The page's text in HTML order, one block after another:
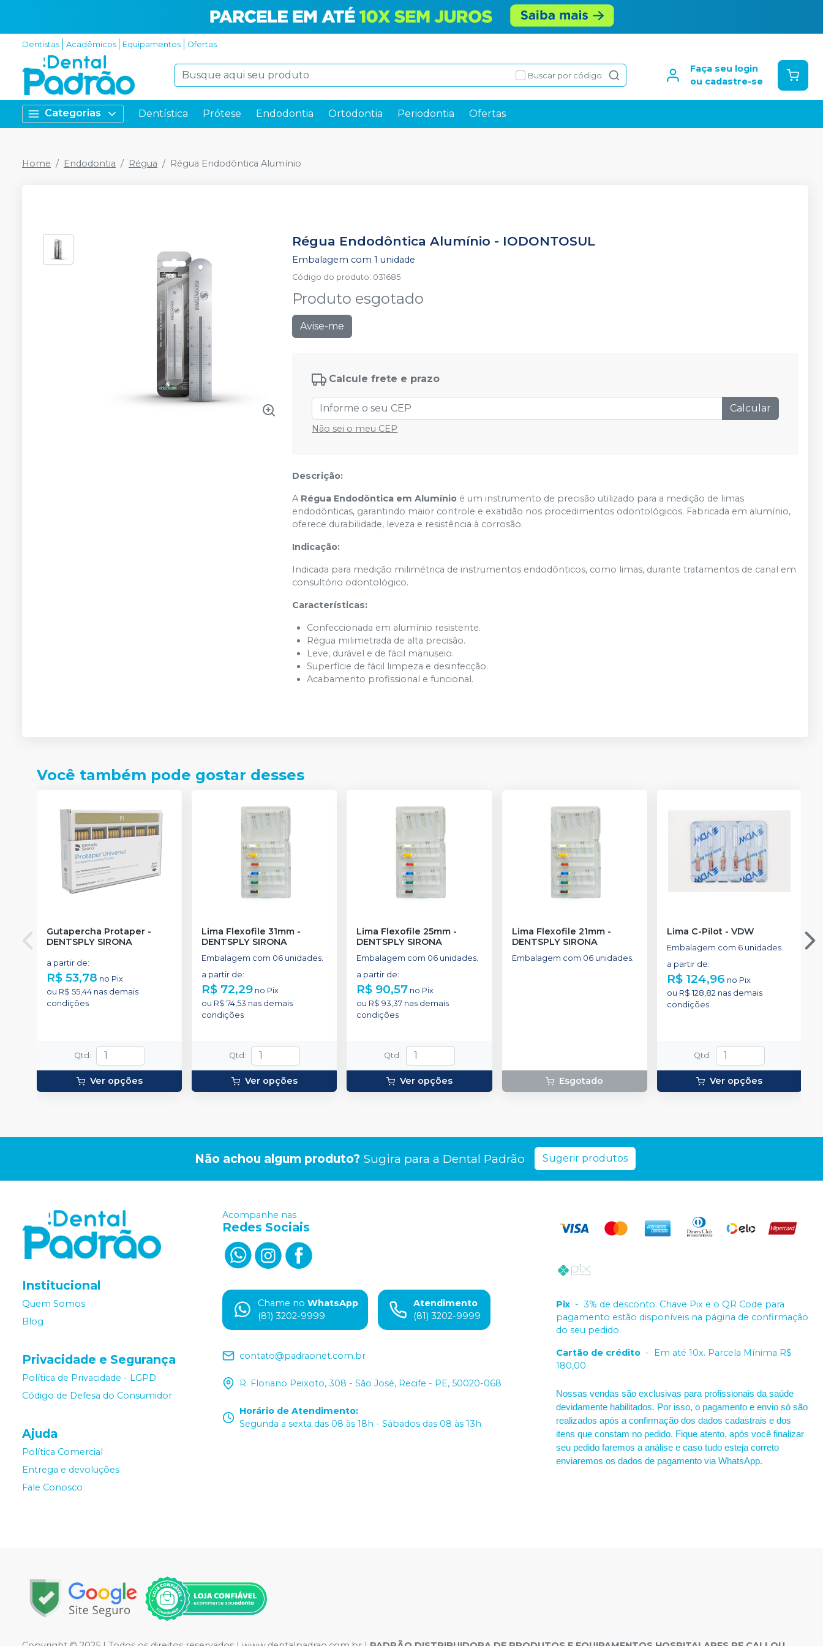
Dentistas Acadêmicos Equipamentos Ofertas
Buscar por código
Faça seu login
ou cadastre-se
Categorias Dentística Prótese Endodontia Ortodontia Periodontia Ofertas
Home Endodontia Régua Régua Endodôntica Alumínio
Régua Endodôntica Alumínio - IODONTOSUL
Embalagem com 1 unidade
Código do produto: 031685
Produto esgotado
Avise-me
Calcule frete e prazo
Calcular
Não sei o meu CEP
Descrição:
A Régua Endodôntica em Alumínio é um instrumento de precisão utilizado para a medição de limas
endodônticas, garantindo maior controle e exatidão nos procedimentos odontológicos. Fabricada em alumínio,
oferece durabilidade, leveza e resistência à corrosão.
Indicação:
Indicada para medição milimétrica de instrumentos endodônticos, como limas, durante tratamentos de canal em
consultório odontológico.
Características:
Confeccionada em alumínio resistente.
Régua milimetrada de alta precisão.
Leve, durável e de fácil manuseio.
Superfície de fácil limpeza e desinfecção.
Acabamento profissional e funcional.
Você também pode gostar desses
Gutapercha Protaper -
DENTSPLY SIRONA
a partir de:
R$ 53,78 no Pix
ou R$ 55,44 nas demais
condições
Qtd :
Ver opções
Lima Flexofile 31mm -
DENTSPLY SIRONA
Embalagem com 06 unidades.
a partir de:
R$ 72,29 no Pix
ou R$ 74,53 nas demais
condições
Qtd :
Ver opções
Lima Flexofile 25mm -
DENTSPLY SIRONA
Embalagem com 06 unidades.
a partir de:
R$ 90,57 no Pix
ou R$ 93,37 nas demais
condições
Qtd :
Ver opções
Lima Flexofile 21mm-
DENTSPLY SIRONA
Embalagem com 06 unidades.
Esgotado
Lima C-Pilot - VDW
Embalagem com 6 unidades.
a partir de:
R$ 124,96 no Pix
ou R$ 128,82 nas demais
condições
Qtd :
Ver opções
Não achou algum produto? Sugira para a Dental Padrão Sugerir produtos
Institucional
Quem Somos
Blog
Privacidade e Segurança
Política de Privacidade - LGPD
Código de Defesa do Consumidor
Ajuda
Política Comercial
Entrega e devoluções
Fale Conosco
Acompanhe nas
Redes Sociais
Chame no WhatsApp
(81) 3202-9999
Atendimento
(81) 3202-9999
contato@padraonet.com.br
R. Floriano Peixoto, 308 - São José, Recife - PE, 50020-068
Horário de Atendimento:
Segunda a sexta das 08 às 18h - Sábados das 08 às 13h
Pix - 3% de desconto. Chave Pix e o QR Code para
pagamento estão disponíveis na página de confirmação
do seu pedido.
Cartão de crédito - Em até 10x. Parcela Mínima R$
180,00.
Nossas vendas são exclusivas para profissionais da saúde
devidamente habilitados. Por isso, o pagamento e envio só são
realizados após a confirmação dos dados cadastrais e dos
itens que constam no pedido. Fique atento, após você finalizar
seu pedido faremos a análise e caso tudo esteja correto
enviaremos os dados de pagamento via WhatsApp.